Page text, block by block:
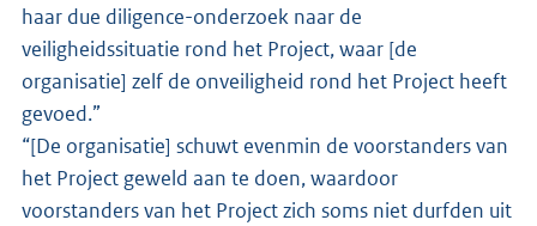
haar due diligence-onderzoek naar de
veiligheidssituatie rond het Project, waar [de
organisatie] zelf de onveiligheid rond het Project heeft
gevoed.”
“[De organisatie] schuwt evenmin de voorstanders van
het Project geweld aan te doen, waardoor
voorstanders van het Project zich soms niet durfden uit